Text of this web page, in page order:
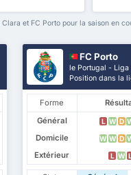
et FC Porto pour la saison en
FC Porto
le Portugal - Liga
Position dans la
Forme
Général
L W D
Domicile
W W D
Extérieur
L W L